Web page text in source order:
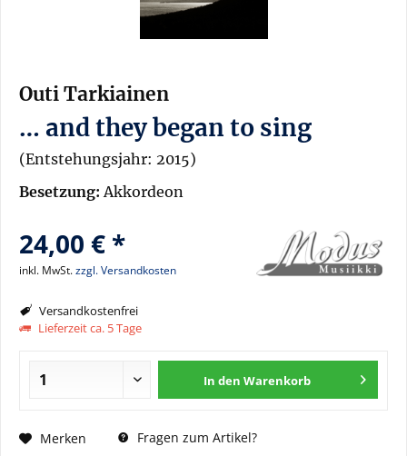
Outi Tarkiainen
… and they began to sing
(Entstehungsjahr: 2015)
Besetzung: Akkordeon
24,00 € *
inkl. MwSt.zzgl. Versandkosten
Versandkostenfrei
Lieferzeit ca. 5 Tage
In den Warenkorb
Merken Fragen zum Artikel?